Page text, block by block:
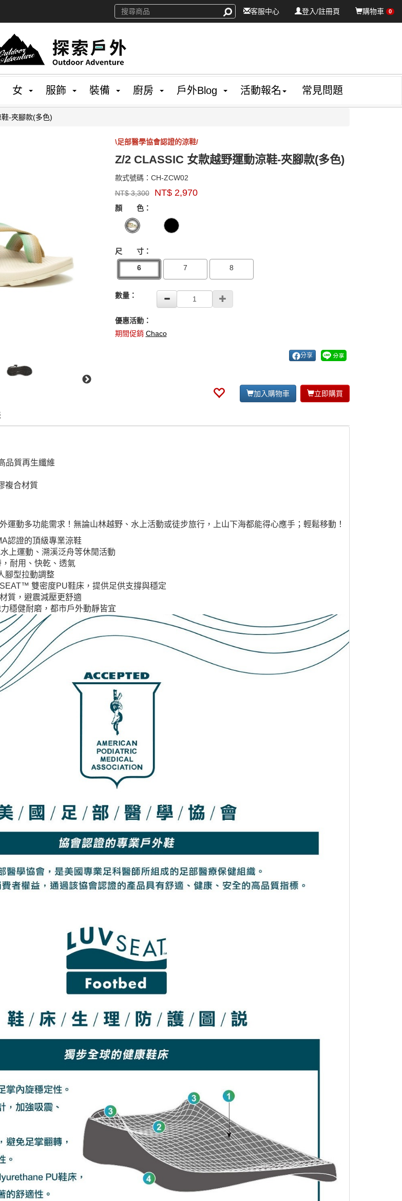
購物車 0
登入/註冊頁
客服中心
女 服飾 裝備 廚房 戶外Blog 活動報名 常見問題
-夾腳款(多色)
\足部醫學協會認證的涼鞋/
Z/2 CLASSIC 女款越野運動涼鞋-夾腳款(多色)
款式號碼： CH-ZCW02CH-
牌：
Chaco
NT$3,300 NT$ 2,970
GOODS000000000000004238406
顏 色：
尺 寸：
6
7 8
數量：
優惠活動：
期間促銷 Chaco
分享
加入購物車 立即購買
品質再生纖維
複合材質
運動多功能需求！無論山林越野、水上活動或徒步旅行，上山下海都能得心應手；輕鬆移動！
認證的頂級專業涼鞋
上運動、溯溪泛舟等休閒活動
耐用、快乾、透氣
腳型拉動調整
雙密度PU鞋床，提供足供支撐與穩定
質，避震減壓更舒適
穩健耐磨，都市戶外動靜皆宜